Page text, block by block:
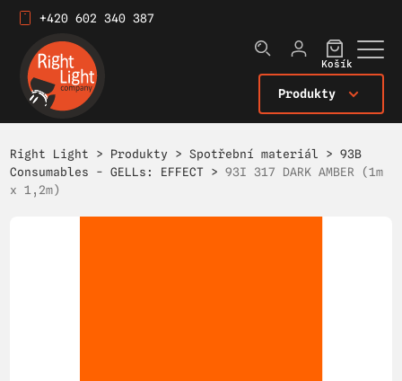
+420 602 340 387
Produkty
Košík
Right Light > Produkty >Spotřební materiál >93B
Consumables - GELLs: EFFECT >93I 317 DARK AMBER (1m
x 1,2m)